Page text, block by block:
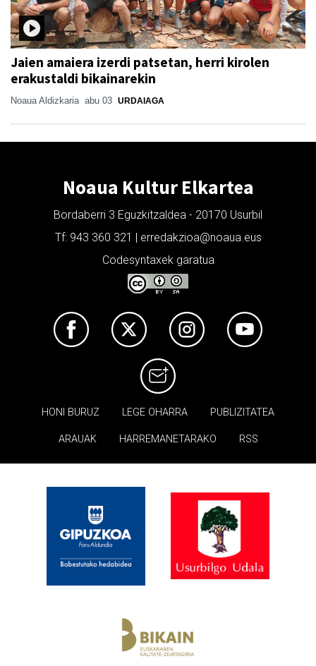
Jaien amaiera izerdi patsetan, herri kirolen
erakustaldi bikainarekin
Noaua Aldizkaria abu 03 URDAIAGA
Noaua Kultur Elkartea
Bordaberri 3 Eguzkitzaldea - 20170 Usurbil
Tf: 943 360 321 | erredakzioa@noaua.eus
Codesyntaxek garatua
HONI BURUZ LEGE OHARRA PUBLIZITATEA
ARAUAK HARREMANETARAKO RSS